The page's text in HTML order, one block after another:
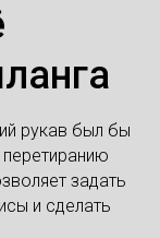
рукав был бы
задать
и сделать